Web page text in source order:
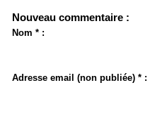
Nouveau commentaire :
Nom * :
Adresse email (non publiée) * :